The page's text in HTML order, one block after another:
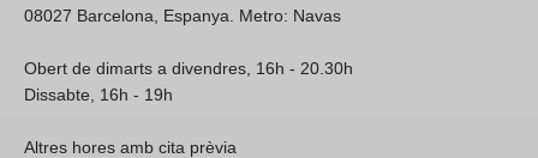
08027 Barcelona, Espanya. Metro: Navas
Obert de dimarts a divendres, 16h - 20.30h
Dissabte, 16h - 19h
Altres hores amb cita prèvia